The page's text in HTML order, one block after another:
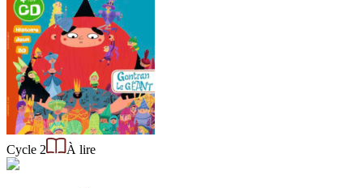
Cycle 2 À lire